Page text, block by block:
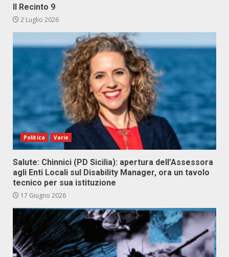
Il Recinto 9
2 Luglio 2026
Politica Varie
Salute: Chinnici (PD Sicilia): apertura dell’Assessora
agli Enti Locali sul Disability Manager, ora un tavolo
tecnico per sua istituzione
17 Giugno 2026